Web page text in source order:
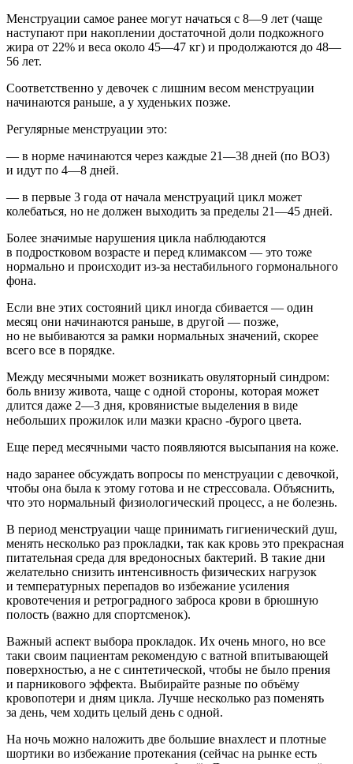
Менструации самое ранее могут начаться с 8—9 лет (чаще
наступают при накоплении достаточной доли подкожного
жира от 22% и веса около 45—47 кг) и продолжаются до 48—
56 лет.
Соответственно у девочек с лишним весом менструации
начинаются раньше, а у худеньких позже.
Регулярные менструации это:
— в норме начинаются через каждые 21—38 дней (по ВОЗ)
и идут по 4—8 дней.
— в первые 3 года от начала менструаций цикл может
колебаться, но не должен выходить за пределы 21—45 дней.
Более значимые нарушения цикла наблюдаются
в подростковом возрасте и перед климаксом — это тоже
нормально и происходит из-за нестабильного гормонального
фона.
Если вне этих состояний цикл иногда сбивается — один
месяц они начинаются раньше, в другой — позже,
но не выбиваются за рамки нормальных значений, скорее
всего все в порядке.
Между месячными может возникать овуляторный синдром:
боль внизу живота, чаще с одной стороны, которая может
длится даже 2—3 дня, кровянистые выделения в виде
небольших прожилок или мазки красно -бурого цвета.⠀
Еще перед месячными часто появляются высыпания на коже.
надо заранее обсуждать вопросы по менструации с девочкой,
чтобы она была к этому готова и не стрессовала. Объяснить,
что это нормальный физиологический процесс, а не болезнь.
В период менструации чаще принимать гигиенический душ,
менять несколько раз прокладки, так как кровь это прекрасная
питательная среда для вредоносных бактерий. В такие дни
желательно снизить интенсивность физических нагрузок
и температурных перепадов во избежание усиления
кровотечения и ретроградного заброса крови в брюшную
полость (важно для спортсменок).
Важный аспект выбора прокладок. Их очень много, но все
таки своим пациентам рекомендую с ватной впитывающей
поверхностью, а не с синтетической, чтобы не было прения
и парникового эффекта. Выбирайте разные по объёму
кровопотери и дням цикла. Лучше несколько раз поменять
за день, чем ходить целый день с одной.
На ночь можно наложить две большие внахлест и плотные
шортики во избежание протекания (сейчас на рынке есть